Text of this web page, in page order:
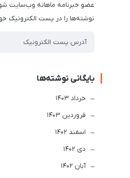
عضو خبرنامه ماهانه وب‌سایت
نوشته‌ها را در پست الکترونیک
بایگانی نوشته‌ها
خرداد 1403
فروردین 1403
اسفند 1402
دی 1402
آبان 1402